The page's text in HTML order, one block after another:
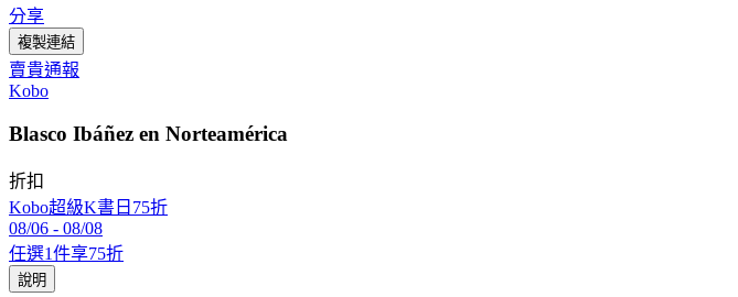
分享
複製連結
賣貴通報
Kobo
Blasco Ibáñez en Norteamérica
折扣
Kobo超級K書日75折
08/06 - 08/08
任選1件享75折
說明